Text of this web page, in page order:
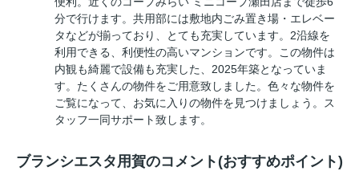
分で行けます。共用部には敷地内ごみ置き場・エレベー
タなどが揃っており、とても充実しています。2沿線を
利用できる、利便性の高いマンションです。この物件は
内観も綺麗で設備も充実した、2025年築となっていま
す。たくさんの物件をご用意致しました。色々な物件を
ご覧になって、お気に入りの物件を見つけましょう。ス
タッフ一同サポート致します。
ブランシエスタ用賀のコメント(おすすめポイント)